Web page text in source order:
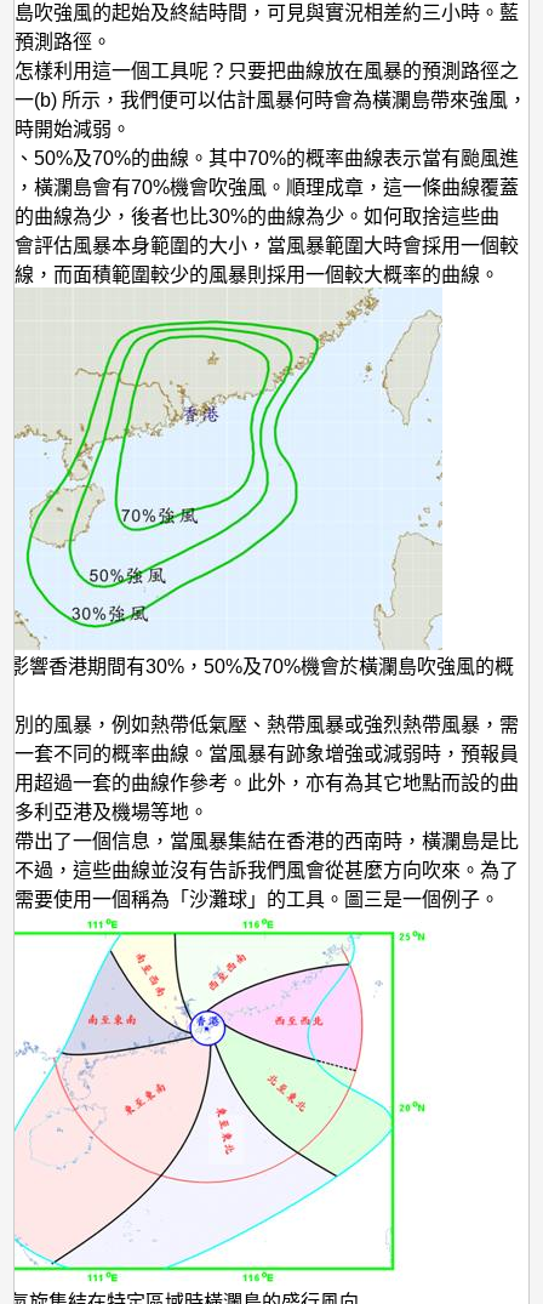
島吹強風的起始及終結時間，可見與實況相差約三小時。藍
預測路徑。
怎樣利用這一個工具呢？只要把曲線放在風暴的預測路徑之
一(b) 所示，我們便可以估計風暴何時會為橫瀾島帶來強風，
時開始減弱。
、50%及70%的曲線。其中70%的概率曲線表示當有颱風進
，橫瀾島會有70%機會吹強風。順理成章，這一條曲線覆蓋
的曲線為少，後者也比30%的曲線為少。如何取捨這些曲
會評估風暴本身範圍的大小，當風暴範圍大時會採用一個較
線，而面積範圍較少的風暴則採用一個較大概率的曲線。
響香港期間有30%，50%及70%機會於橫瀾島吹強風的概
別的風暴，例如熱帶低氣壓、熱帶風暴或強烈熱帶風暴，需
一套不同的概率曲線。當風暴有跡象增強或減弱時，預報員
用超過一套的曲線作參考。此外，亦有為其它地點而設的曲
多利亞港及機場等地。
帶出了一個信息，當風暴集結在香港的西南時，橫瀾島是比
不過，這些曲線並沒有告訴我們風會從甚麼方向吹來。為了
需要使用一個稱為「沙灘球」的工具。圖三是一個例子。